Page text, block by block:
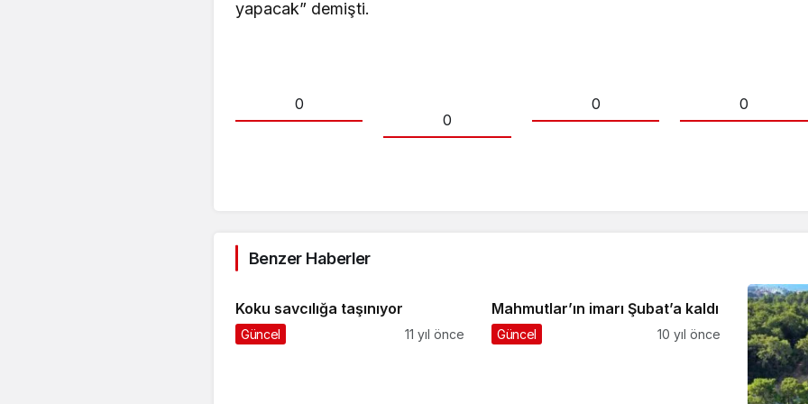
yapacak” demişti.
0
0
0
0
Benzer Haberler
Koku savcılığa taşınıyor
Güncel 11 yıl önce
Mahmutlar’ın imarı Şubat’a kaldı
Güncel 10 yıl önce